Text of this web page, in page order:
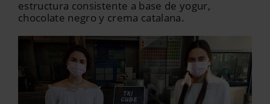
estructura consistente a base de yogur,
chocolate negro y crema catalana.